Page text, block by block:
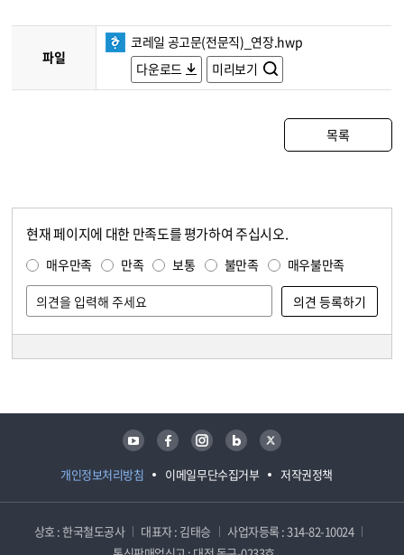
파일
코레일 공고문(전문직)_연장.hwp
다운로드
미리보기
목록
현재 페이지에 대한 만족도를 평가하여 주십시오.
매우만족 만족 보통 불만족 매우불만족
개인정보처리방침 이메일무단수집거부 저작권정책
유튜브 페이스북 인스타그램 블로그 트위터
상호 : 한국철도공사 대표자 : 김태승
사업자등록 : 314-82-10024